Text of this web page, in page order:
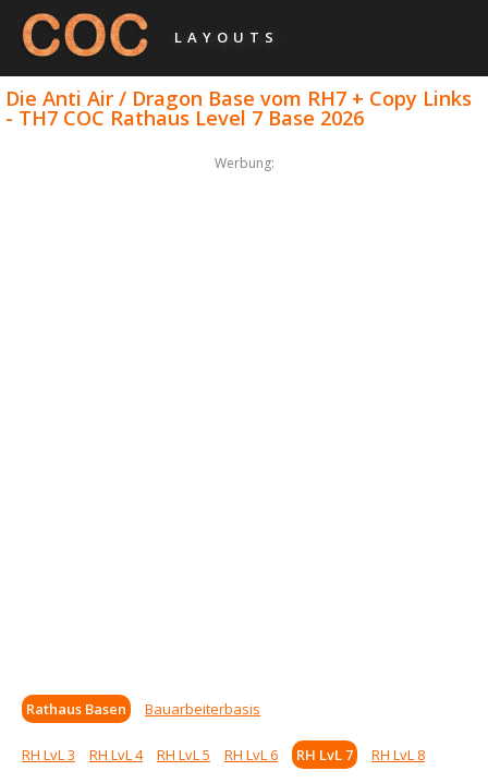
LAYOUTS
Die Anti Air / Dragon Base vom RH7 + Copy Links
- TH7 COC Rathaus Level 7 Base 2026
Werbung:
Rathaus Basen Bauarbeiterbasis
RH LvL 3 RH LvL 4 RH LvL 5 RH LvL 6 RH LvL 7
RH LvL 8